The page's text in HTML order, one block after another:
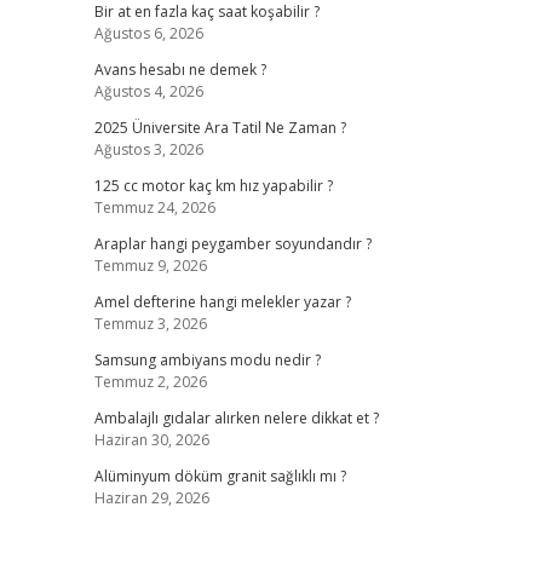
Bir at en fazla kaç saat koşabilir ?
Ağustos 6, 2026
Avans hesabı ne demek ?
Ağustos 4, 2026
2025 Üniversite Ara Tatil Ne Zaman ?
Ağustos 3, 2026
125 cc motor kaç km hız yapabilir ?
Temmuz 24, 2026
Araplar hangi peygamber soyundandır ?
Temmuz 9, 2026
Amel defterine hangi melekler yazar ?
Temmuz 3, 2026
Samsung ambiyans modu nedir ?
Temmuz 2, 2026
Ambalajlı gıdalar alırken nelere dikkat et ?
Haziran 30, 2026
Alüminyum döküm granit sağlıklı mı ?
Haziran 29, 2026